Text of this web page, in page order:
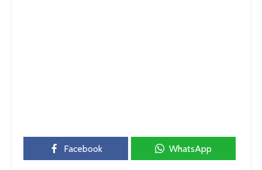
Facebook WhatsApp